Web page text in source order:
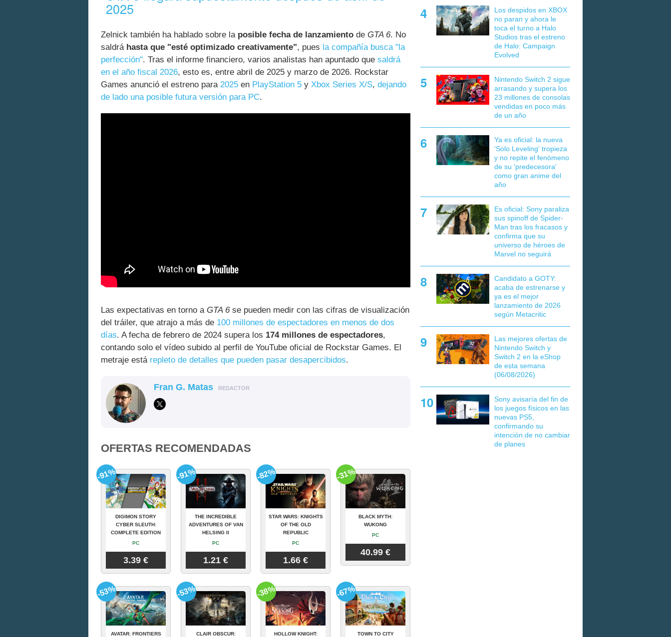
2025
Zelnick también ha hablado sobre la posible fecha de lanzamiento de GTA 6. No
saldrá hasta que "esté optimizado creativamente", pues la compañía busca "la
perfección". Tras el informe financiero, varios analistas han apuntado que saldrá
en el año fiscal 2026, esto es, entre abril de 2025 y marzo de 2026. Rockstar
Games anunció el estreno para 2025 en PlayStation 5 y Xbox Series X/S, dejando
de lado una posible futura versión para PC.
Las expectativas en torno a GTA 6se pueden medir con las cifras de visualización
del tráiler, que atrajo a más de 100 millones de espectadores en menos de dos
días. A fecha de febrero de 2024 supera los 174 millones de espectadores,
contando solo el vídeo subido al perfil de YouTube oficial de Rockstar Games. El
metraje está repleto de detalles que pueden pasar desapercibidos.
Fran G. Matas REDACTOR
OFERTAS RECOMENDADAS
DIGIMON STORY
CYBER SLEUTH:
COMPLETE EDITION
PC
3.39 €
-91%
THE INCREDIBLE
ADVENTURES OF VAN
HELSING II
PC
1.21 €
-91%
STAR WARS: KNIGHTS
OF THE OLD
REPUBLIC
PC
1.66 €
-82%
BLACK MYTH:
WUKONG
PC
40.99 €
-31%
AVATAR: FRONTIERS
-53%
CLAIR OBSCUR:
-53%
HOLLOW KNIGHT:
-38%
TOWN TO CITY
-67%
Los despidos en XBOX
no paran y ahora le
toca el turno a Halo
Studios tras el estreno
de Halo: Campaign
Evolved
Nintendo Switch 2 sigue
arrasando y supera los
23 millones de consolas
vendidas en poco más
de un año
Ya es oficial: la nueva
'Solo Leveling' tropieza
y no repite el fenómeno
de su 'predecesora'
como gran anime del
año
Es oficial: Sony paraliza
sus spinoff de Spider-
Man tras los fracasos y
confirma que su
universo de héroes de
Marvel no seguirá
Candidato a GOTY:
acaba de estrenarse y
ya es el mejor
lanzamiento de 2026
según Metacritic
Las mejores ofertas de
Nintendo Switch y
Switch 2 en la eShop
de esta semana
(06/08/2026)
Sony avisaría del fin de
los juegos físicos en las
nuevas PS5,
confirmando su
intención de no cambiar
de planes